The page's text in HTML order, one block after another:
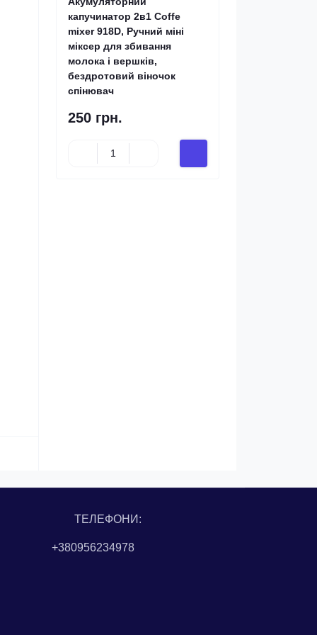
капучинатор 2в1 Coffe
mixer 918D, Ручний міні
міксер для збивання
молока і вершків,
бездротовий віночок
спінювач
250 грн.
ТЕЛЕФОНИ:
+380956234978